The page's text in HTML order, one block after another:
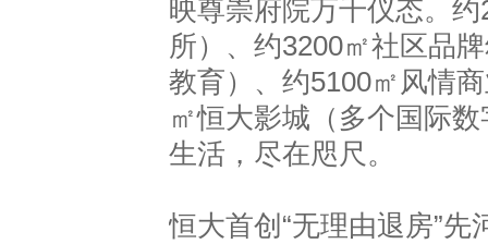
映尊崇府院万千仪态。
所）、约3200㎡社区品
教育）、约5100㎡风情
㎡恒大影城（多个国际
生活，尽在咫尺。
恒大首创“无理由退房”